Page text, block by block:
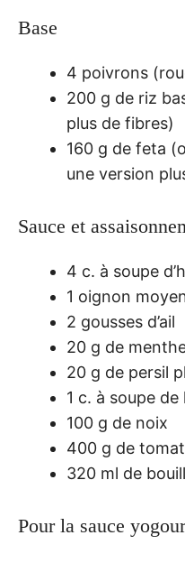
Base
4 poivrons
200 g de riz
plus de fibres)
160 g de feta
une version
Sauce et
4 c. à soupe
1 oignon
2 gousses d’ail
20 g de
20 g de persil
1 c. à soupe de
100 g de noix
400 g de
320 ml de
Pour la sauce